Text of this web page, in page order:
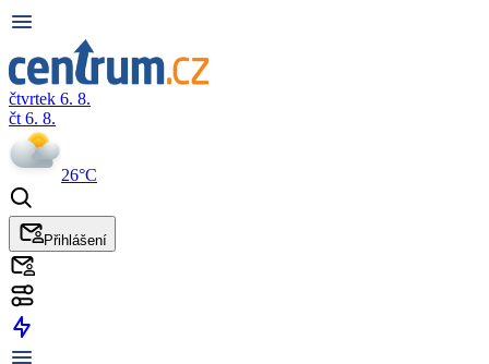
čtvrtek 6. 8.
čt 6. 8.
26°C
Přihlášení